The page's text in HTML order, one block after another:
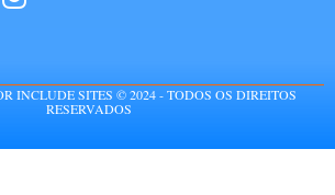
INCLUDE SITES © 2024 - TODOS OS DIREITOS
RESERVADOS